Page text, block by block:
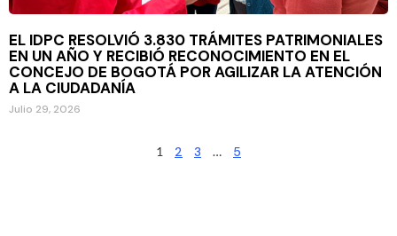
EL IDPC RESOLVIÓ 3.830 TRÁMITES PATRIMONIALES
EN UN AÑO Y RECIBIÓ RECONOCIMIENTO EN EL
CONCEJO DE BOGOTÁ POR AGILIZAR LA ATENCIÓN
A LA CIUDADANÍA
Julio 29, 2026
1 2 3 … 5